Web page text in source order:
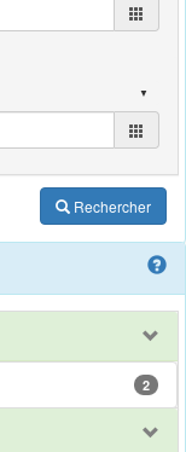
Rechercher
2